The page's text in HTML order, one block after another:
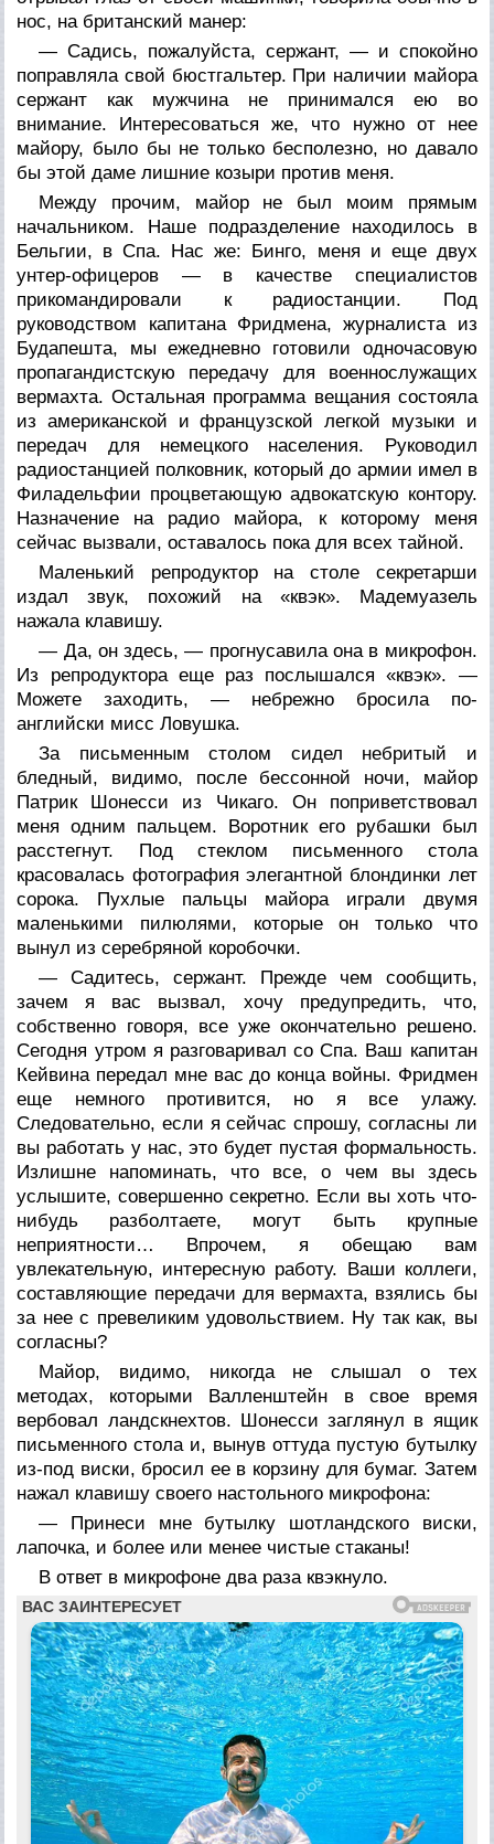
нос, на британский манер:
— Садись, пожалуйста, сержант, — и спокойно
поправляла свой бюстгальтер. При наличии майора
сержант как мужчина не принимался ею во
внимание. Интересоваться же, что нужно от нее
майору, было бы не только бесполезно, но давало
бы этой даме лишние козыри против меня.
Между прочим, майор не был моим прямым
начальником. Наше подразделение находилось в
Бельгии, в Спа. Нас же: Бинго, меня и еще двух
унтер-офицеров — в качестве специалистов
прикомандировали к радиостанции. Под
руководством капитана Фридмена, журналиста из
Будапешта, мы ежедневно готовили одночасовую
пропагандистскую передачу для военнослужащих
вермахта. Остальная программа вещания состояла
из американской и французской легкой музыки и
передач для немецкого населения. Руководил
радиостанцией полковник, который до армии имел в
Филадельфии процветающую адвокатскую контору.
Назначение на радио майора, к которому меня
сейчас вызвали, оставалось пока для всех тайной.
Маленький репродуктор на столе секретарши
издал звук, похожий на «квэк». Мадемуазель
нажала клавишу.
— Да, он здесь, — прогнусавила она в микрофон.
Из репродуктора еще раз послышался «квэк». —
Можете заходить, — небрежно бросила по-
английски мисс Ловушка.
За письменным столом сидел небритый и
бледный, видимо, после бессонной ночи, майор
Патрик Шонесси из Чикаго. Он поприветствовал
меня одним пальцем. Воротник его рубашки был
расстегнут. Под стеклом письменного стола
красовалась фотография элегантной блондинки лет
сорока. Пухлые пальцы майора играли двумя
маленькими пилюлями, которые он только что
вынул из серебряной коробочки.
— Садитесь, сержант. Прежде чем сообщить,
зачем я вас вызвал, хочу предупредить, что,
собственно говоря, все уже окончательно решено.
Сегодня утром я разговаривал со Спа. Ваш капитан
Кейвина передал мне вас до конца войны. Фридмен
еще немного противится, но я все улажу.
Следовательно, если я сейчас спрошу, согласны ли
вы работать у нас, это будет пустая формальность.
Излишне напоминать, что все, о чем вы здесь
услышите, совершенно секретно. Если вы хоть что-
нибудь разболтаете, могут быть крупные
неприятности… Впрочем, я обещаю вам
увлекательную, интересную работу. Ваши коллеги,
составляющие передачи для вермахта, взялись бы
за нее с превеликим удовольствием. Ну так как, вы
согласны?
Майор, видимо, никогда не слышал о тех
методах, которыми Валленштейн в свое время
вербовал ландскнехтов. Шонесси заглянул в ящик
письменного стола и, вынув оттуда пустую бутылку
из-под виски, бросил ее в корзину для бумаг. Затем
нажал клавишу своего настольного микрофона:
— Принеси мне бутылку шотландского виски,
лапочка, и более или менее чистые стаканы!
В ответ в микрофоне два раза квэкнуло.